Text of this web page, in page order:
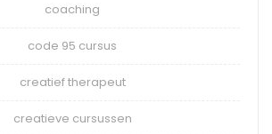
coaching
code 95 cursus
creatief therapeut
creatieve cursussen